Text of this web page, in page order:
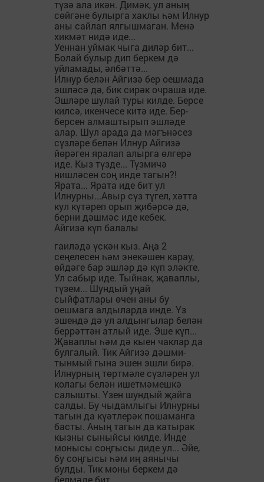
түзә ала икән. Димәк, ул аның
сөйгәне булырга хаклы һәм Илнур
аны сайлап ялгышмаган. Менә
хикмәт нидә иде...
Уеннан уймак чыга диләр бит...
Болай булыр дип беркем дә
уйламады, әлбәттә...
Илнур белән Айгизә бер оешмада
эшләсә дә, бик сирәк очраша иде.
Эшләре шулай туры килде. Берсе
килсә, икенчесе китә иде. Бер-
берсен алмаштырып эшләде
алар. Шул арада да мәгънәсез
сүзләре белән Илнур Айгизә
йөрәген яралап алырга өлгерә
иде. Кыз түзде... Түзмичә
нишләсен соң инде тагын?!
Ярата... Ярата иде бит ул
Илнурны...Авыр сүз түгел, хәтта
кул күтәреп орып җибәрсә дә,
берни дәшмәс иде кебек.
Айгизә күп балалы
гаиләдә үскән кыз. Аңа 2
сеңелесен һәм энекәшен карау,
өйдәге бар эшләр дә күп эләкте.
Ул сабыр иде. Тыйнак, җаваплы,
түзем... Шундый уңай
сыйфатлары өчен аны бу
оешмага алдыларда инде. Үз
эшендә дә ул алдынгылар белән
беррәттән атлый иде. Эше күп...
Җаваплы һәм дә кыен чаклар да
булгалый. Тик Айгизә дәшми-
тынмый гына эшен эшли бирә.
Илнурның төртмәле сүзләрен ул
колагы белән ишетмәмешкә
салышты. Үзен шундый җайга
салды. Бу чыдамлыгы Илнурны
тагын да күәтлерәк пошаманга
басты. Аның тагын да катырак
кызны сыныйсы килде. Инде
монысы соңгысы диде ул... Әйе,
бу соңгысы һәм иң аянычы
булды. Тик моны беркем дә